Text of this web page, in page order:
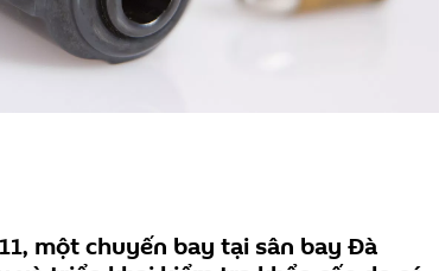
một chuyến bay tại sân bay Đà